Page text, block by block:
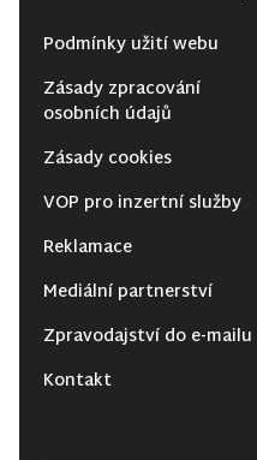
Podmínky užití webu
Zásady zpracování
osobních údajů
Zásady cookies
VOP pro inzertní služby
Reklamace
Mediální partnerství
Zpravodajství do e-mailu
Kontakt